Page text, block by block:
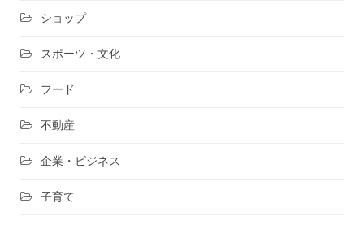
ショップ
スポーツ・文化
フード
不動産
企業・ビジネス
子育て